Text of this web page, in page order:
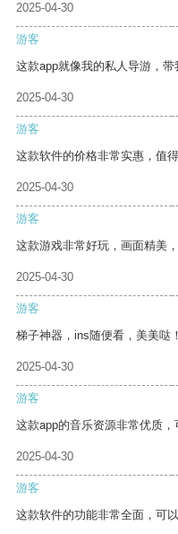
2025-04-30
游客
这款app就像我的私人导游，带
2025-04-30
游客
这款软件的价格非常实惠，值得
2025-04-30
游客
这款游戏非常好玩，画面精美，
2025-04-30
游客
梯子神器，ins随便看，美美哒！
2025-04-30
游客
这款app的音乐资源非常优质，
2025-04-30
游客
这款软件的功能非常全面，可